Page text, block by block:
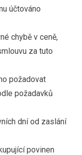
účtováno
chybě v ceně,
za tuto
požadovat
požadavků
dní od zaslání
povinen